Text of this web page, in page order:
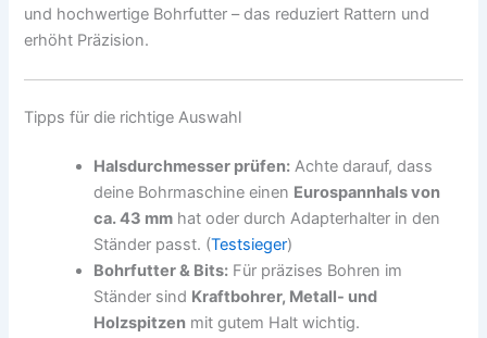
und hochwertige Bohrfutter – das reduziert Rattern und
erhöht Präzision.
Tipps für die richtige Auswahl
Halsdurchmesser prüfen: Achte darauf, dass
deine Bohrmaschine einen Eurospannhals von
ca. 43 mm hat oder durch Adapterhalter in den
Ständer passt. (Testsieger)
Bohrfutter & Bits: Für präzises Bohren im
Ständer sind Kraftbohrer, Metall- und
Holzspitzen mit gutem Halt wichtig.